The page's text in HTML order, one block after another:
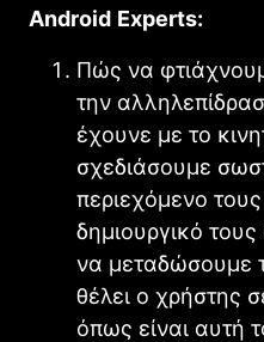
Android Experts:
Πώς να
την
έχουνε με το
σχεδιάσουμε
περιεχόμενο τους
δημιουργικό
να μεταδώσουμε
θέλει ο χρήστης
όπως είναι αυτή